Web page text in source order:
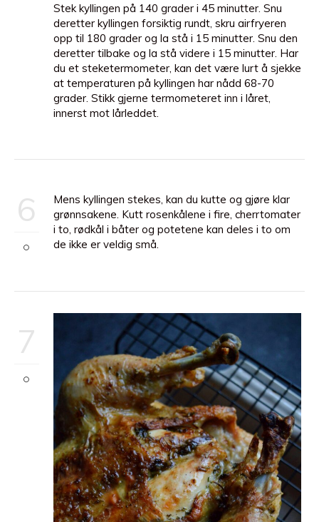
Stek kyllingen på 140 grader i 45 minutter. Snu
deretter kyllingen forsiktig rundt, skru airfryeren
opp til 180 grader og la stå i 15 minutter. Snu den
deretter tilbake og la stå videre i 15 minutter. Har
du et steketermometer, kan det være lurt å sjekke
at temperaturen på kyllingen har nådd 68-70
grader. Stikk gjerne termometeret inn i låret,
innerst mot lårleddet.
6
Mens kyllingen stekes, kan du kutte og gjøre klar
grønnsakene. Kutt rosenkålene i fire, cherrtomater
i to, rødkål i båter og potetene kan deles i to om
de ikke er veldig små.
7